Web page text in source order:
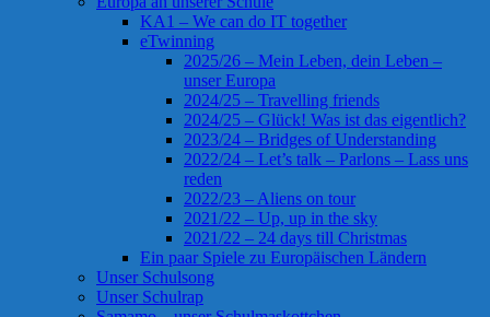
KA1 – We can do IT together
eTwinning
2025/26 – Mein Leben, dein Leben –
unser Europa
2024/25 – Travelling friends
2024/25 – Glück! Was ist das eigentlich?
2023/24 – Bridges of Understanding
2022/24 – Let’s talk – Parlons – Lass uns
reden
2022/23 – Aliens on tour
2021/22 – Up, up in the sky
2021/22 – 24 days till Christmas
Ein paar Spiele zu Europäischen Ländern
Unser Schulsong
Unser Schulrap